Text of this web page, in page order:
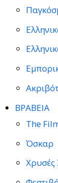
ΒΡΑΒΕΙΑ
The
Όσκαρ
Χρυσές